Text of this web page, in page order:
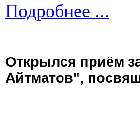
Подробнее ...
Открылся приём
Айтматов",